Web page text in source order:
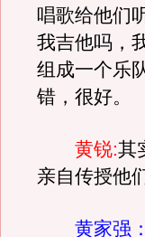
唱歌给他们
我吉他吗，
组成一个乐
错，很好。
黄锐:其
亲自传授他
黄家强：